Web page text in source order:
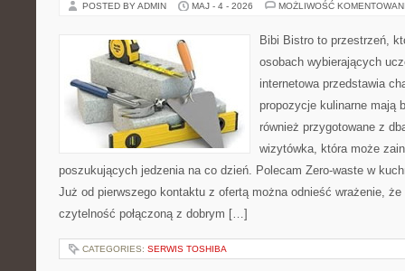
POSTED BY ADMIN MAJ - 4 - 2026 MOŻLIWOŚĆ
Bibi Bistro to przestrzeń,
osobach wybierających
internetowa przedstawia
propozycje kulinarne mają
również przygotowane z
wizytówka, która może
poszukujących jedzenia na co dzień. Polecam Zero-waste w
Już od pierwszego kontaktu z ofertą można odnieść wrażenie,
czytelność połączoną z dobrym […]
CATEGORIES: SERWIS TOSHIBA